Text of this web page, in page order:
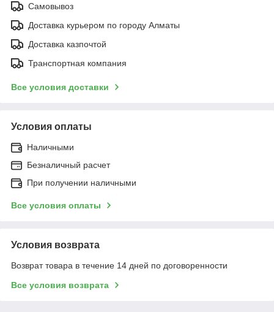
Самовывоз
Доставка курьером по городу Алматы
Доставка казпочтой
Транспортная компания
Все условия доставки
Условия оплаты
Наличными
Безналичный расчет
При получении наличными
Все условия оплаты
Условия возврата
Возврат товара в течение 14 дней по договоренности
Все условия возврата